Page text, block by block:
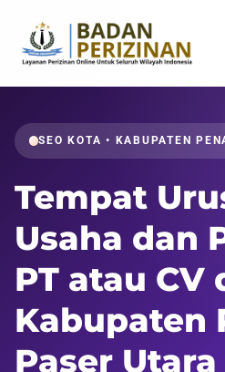
SEO KOTA • KABUPATEN
Tempat
Usaha dan
PT atau CV
Kabupaten
Paser Utara